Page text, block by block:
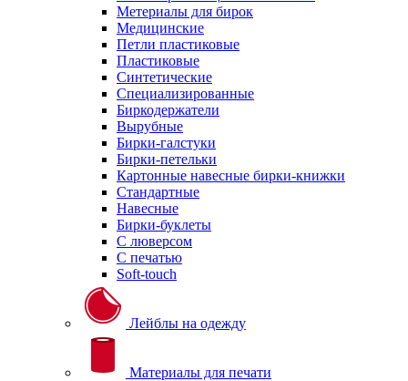
Метериалы для бирок
Медицинские
Петли пластиковые
Пластиковые
Синтетические
Специализированные
Биркодержатели
Вырубные
Бирки-галстуки
Бирки-петельки
Картонные навесные бирки-книжки
Стандартные
Навесные
Бирки-буклеты
С люверсом
С печатью
Soft-touch
Лейблы на одежду
Материалы для печати